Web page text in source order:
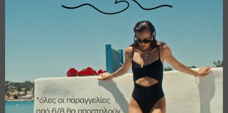
€14,00
€11,20
18,00
€14,40